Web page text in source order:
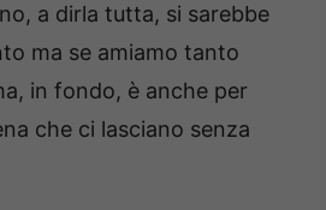
a dirla tutta, si sarebbe
ma se amiamo tanto
in fondo, è anche per
che ci lasciano senza